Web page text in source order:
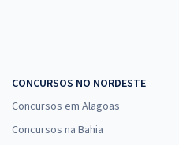
CONCURSOS NO NORDESTE
Concursos em Alagoas
Concursos na Bahia